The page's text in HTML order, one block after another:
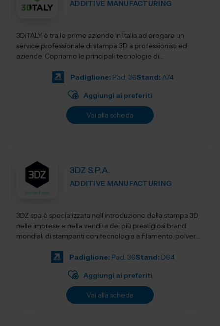
ADDITIVE MANUFACTURING
3DiTALY è tra le prime aziende in Italia ad erogare un
service professionale di stampa 3D a professionisti ed
aziende. Copriamo le principali tecnologie di
Padiglione: Pad. 36Stand: A74
Aggiungi ai preferiti
Vai alla scheda
3DZ S.P.A.
ADDITIVE MANUFACTURING
3DZ spa è specializzata nell’introduzione della stampa 3D
nelle imprese e nella vendita dei più prestigiosi brand
mondiali di stampanti con tecnologia a filamento, polvere,
Padiglione: Pad. 36Stand: D64
Aggiungi ai preferiti
Vai alla scheda